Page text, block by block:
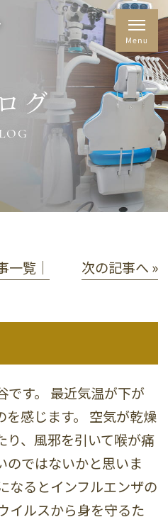
グ
一覧│ 次の記事へ »
です。 最近気温が下が
を感じます。 空気が乾燥
り、風邪を引いて喉が痛
のではないかと思いま
なるとインフルエンザの
イルスから身を守るた